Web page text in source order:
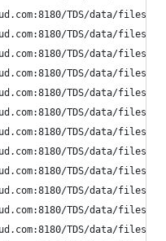
TDS/data/files/
TDS/data/files/
TDS/data/files/p9/
TDS/data/
TDS/data/files/
TDS/data/files/
TDS/data/files/p9/
TDS/data/
TDS/data/files/p9/
TDS/data/files/p9/
TDS/data/files/
TDS/data/files/